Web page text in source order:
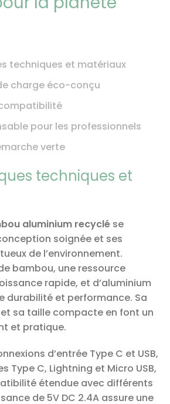
techniques et matériaux
charge éco-conçu
pour les professionnels
verte
techniques et
aluminium recyclé se
soignée et ses
de l’environnement.
bambou, une ressource
rapide, et d’aluminium
durabilité et performance. Sa
sa taille compacte en font un
et pratique.
d’entrée Type C et USB,
Type C, Lightning et Micro USB,
étendue avec différents
de 5V DC 2.4A assure une